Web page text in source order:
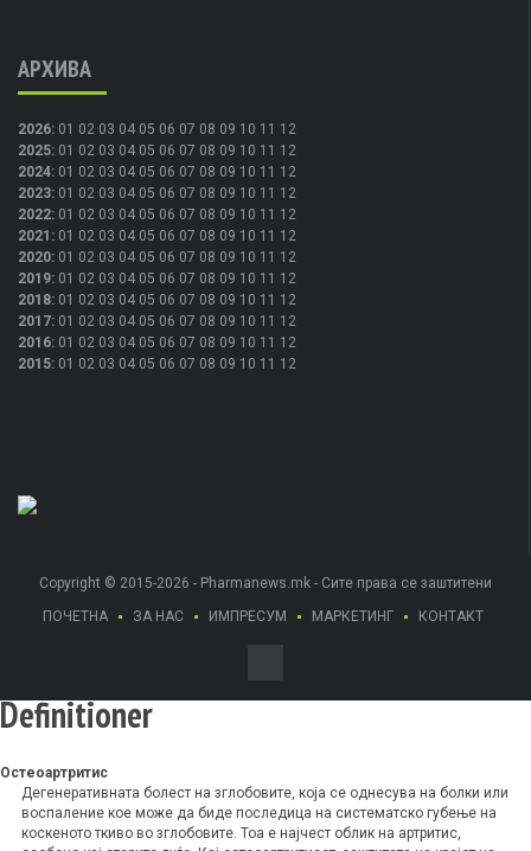
АРХИВА
2026: 01 02 03 04 05 06 07 08 09 10 11 12
2025: 01 02 03 04 05 06 07 08 09 10 11 12
2024: 01 02 03 04 05 06 07 08 09 10 11 12
2023: 01 02 03 04 05 06 07 08 09 10 11 12
2022: 01 02 03 04 05 06 07 08 09 10 11 12
2021 : 01 02 03 04 05 06 07 08 09 10 11 12
2020: 01 02 03 04 05 06 07 08 09 10 11 12
2019: 01 02 03 04 05 06 07 08 09 10 11 12
2018: 01 02 03 04 05 06 07 08 09 10 11 12
2017: 01 02 03 04 05 06 07 08 09 10 11 12
2016: 01 02 03 04 05 06 07 08 09 10 11 12
2015: 01 02 03 04 05 06 07 08 09 10 11 12
Copyright © 2015-2026 - Pharmanews.mk - Сите права се заштитени
ПОЧЕТНА
ЗА НАС ИМПРЕСУМ МАРКЕТИНГ КОНТАКТ
Definitioner
Остеоартритис
Дегенеративната болест на зглобовите, која се однесува на болки или
воспаление кое може да биде последица на систематско губење на
коскеното ткиво во зглобовите. Тоа е најчест облик на артритис,